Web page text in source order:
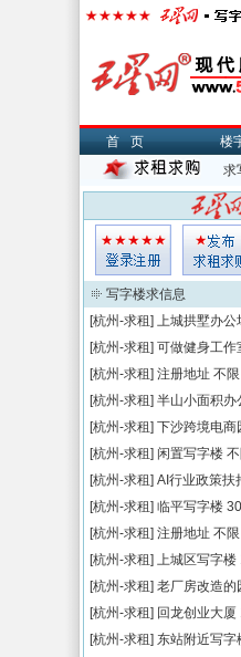
首页 楼
求
写字楼求信息
[杭州-求租] 上城拱墅办公
[杭州-求租] 可做健身工作
[杭州-求租] 注册地址 不限
[杭州-求租] 半山小面积办
[杭州-求租] 下沙跨境电商
[杭州-求租] 闲置写字楼
[杭州-求租] AI行业政策扶
[杭州-求租] 临平写字楼
[杭州-求租] 注册地址 不限
[杭州-求租] 上城区写字楼
[杭州-求租] 老厂房改造的
[杭州-求租] 回龙创业大厦
[杭州-求租] 东站附近写字